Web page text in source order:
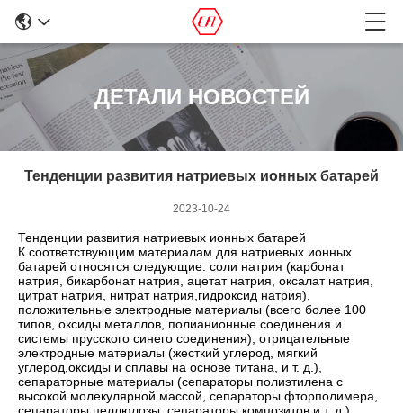
ДЕТАЛИ НОВОСТЕЙ
Тенденции развития натриевых ионных батарей
2023-10-24
Тенденции развития натриевых ионных батарей
К соответствующим материалам для натриевых ионных
батарей относятся следующие: соли натрия (карбонат
натрия, бикарбонат натрия, ацетат натрия, оксалат натрия,
цитрат натрия, нитрат натрия,гидроксид натрия),
положительные электродные материалы (всего более 100
типов, оксиды металлов, полианионные соединения и
системы прусского синего соединения), отрицательные
электродные материалы (жесткий углерод, мягкий
углерод,оксиды и сплавы на основе титана, и т. д.),
сепараторные материалы (сепараторы полиэтилена с
высокой молекулярной массой, сепараторы фторполимера,